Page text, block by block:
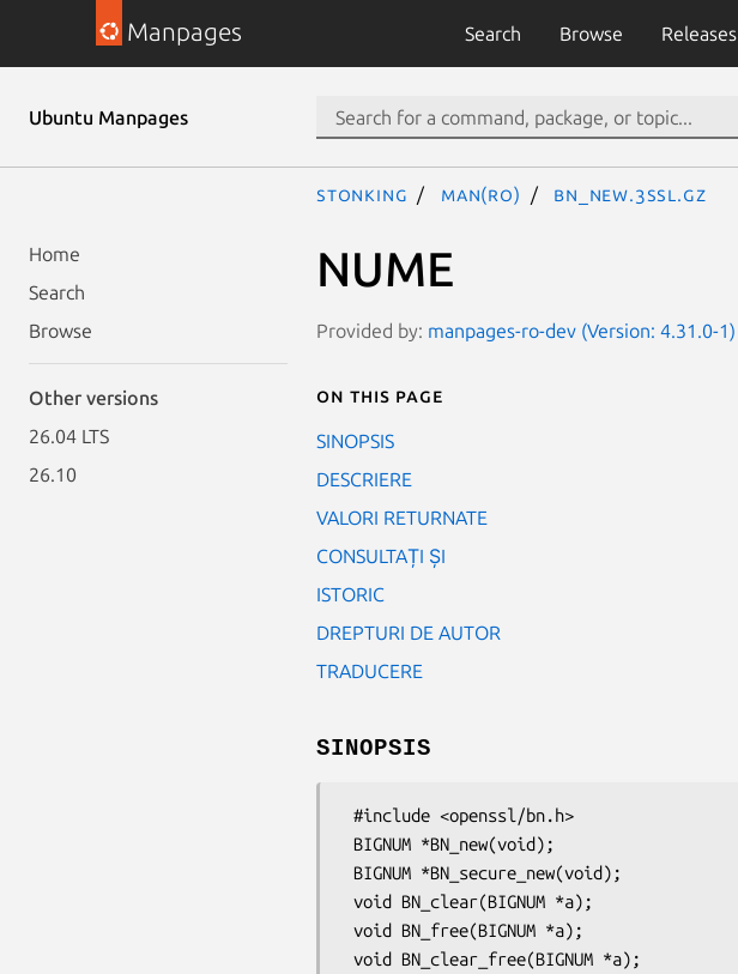
Manpages Search Browse Releases
Ubuntu Manpages
Home
Search
Browse
Other versions
26.04 LTS
26.10
stonking man(ro) BN_new.3ssl.gz
NUME
Provided by: manpages-ro-dev (Version: 4.31.0-1)
On this page
SINOPSIS
DESCRIERE
VALORI RETURNATE
CONSULTAȚI ȘI
ISTORIC
DREPTURI DE AUTOR
TRADUCERE
SINOPSIS